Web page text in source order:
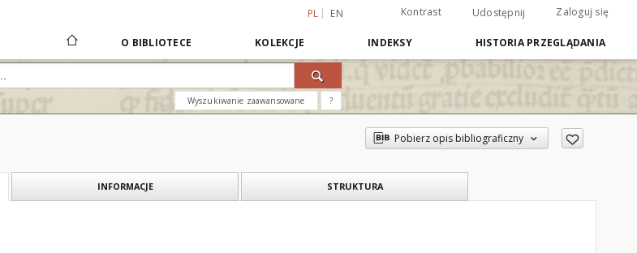
PL EN Kontrast Udostępnij Zaloguj się
O BIBLIOTECE KOLEKCJE INDEKSY HISTORIA PRZEGLĄDANIA
Wyszukiwanie zaawansowane ?
Pobierz opis bibliograficzny
INFORMACJE STRUKTURA